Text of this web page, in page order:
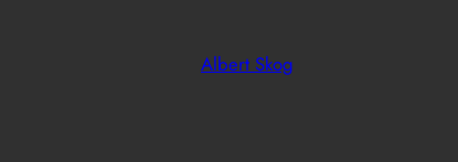
Albert Skog